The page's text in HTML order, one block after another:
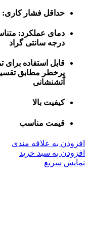
حداقل فشار کاری: 0/5 بار
درجه سانتی گراد
قابل استفاده
پرخطر مطابق
آتشنشانی
کیفیت بالا
قیمت مناسب
افزودن به علاقه مندی
افزودن به سبد خرید
نمایش سریع